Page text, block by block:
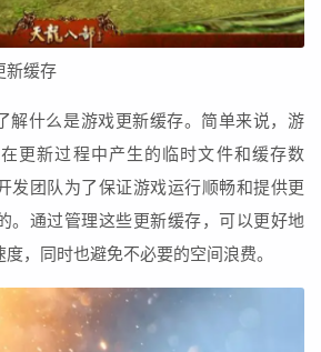
新缓存
解什么是游戏更新缓存。简单来说，游
更新过程中产生的临时文件和缓存数
发团队为了保证游戏运行顺畅和提供更
。通过管理这些更新缓存，可以更好地
，同时也避免不必要的空间浪费。